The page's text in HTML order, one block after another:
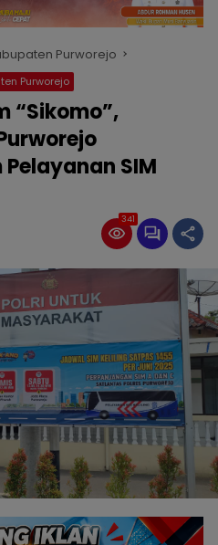
Purworejo
Purworejo
“Sikomo”,
SIM
341